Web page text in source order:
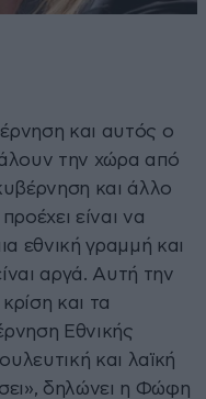
και αυτός ο
την χώρα από
και άλλο
είναι να
εθνική γραμμή και
αργά. Αυτή την
και τα
Εθνικής
και λαϊκή
δηλώνει η Φώφη